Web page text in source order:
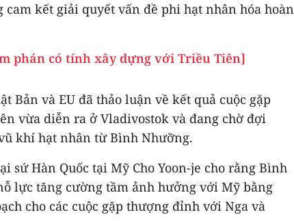
kết giải quyết vấn đề phi hạt nhân hóa hoàn
phán có tính xây dựng với Triều Tiên]
Bản và EU đã thảo luận về kết quả cuộc gặp
vừa diễn ra ở Vladivostok và đang chờ đợi
khí hạt nhân từ Bình Nhưỡng.
sứ Hàn Quốc tại Mỹ Cho Yoon-je cho rằng Bình
lực tăng cường tầm ảnh hưởng với Mỹ bằng
cho các cuộc gặp thượng đỉnh với Nga và